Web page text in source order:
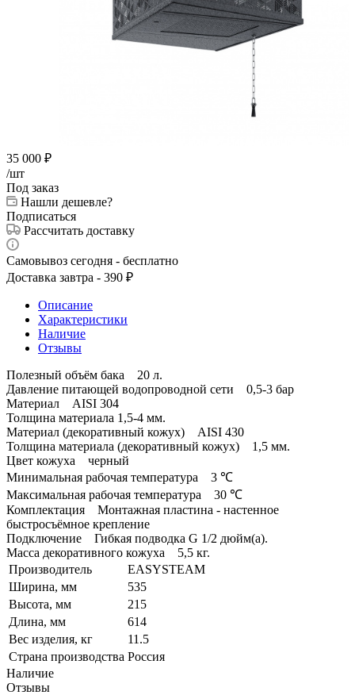
35 000 ₽
/шт
Под заказ
Нашли дешевле?
Подписаться
Рассчитать доставку
Самовывоз сегодня - бесплатно
Доставка завтра - 390 ₽
Описание
Характеристики
Наличие
Отзывы
Полезный объём бака 20 л.
Давление питающей водопроводной сети 0,5-3 бар
Материал AISI 304
Толщина материала 1,5-4 мм.
Материал (декоративный кожух) AISI 430
Толщина материала (декоративный кожух) 1,5 мм.
Цвет кожуха черный
Минимальная рабочая температура 3 ℃
Максимальная рабочая температура 30 ℃
Комплектация Монтажная пластина - настенное
быстросъёмное крепление
Подключение Гибкая подводка G 1/2 дюйм(а).
Масса декоративного кожуха 5,5 кг.
Производитель
EASYSTEAM
Ширина, мм
535
Высота, мм
215
Длина, мм
614
Вес изделия, кг
11.5
Страна производства Россия
Наличие
Отзывы